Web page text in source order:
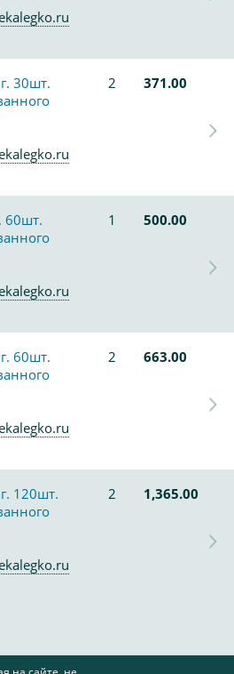
30шт.
2 371.00
60шт.
1 500.00
60шт.
2 663.00
120шт.
2 1,365.00